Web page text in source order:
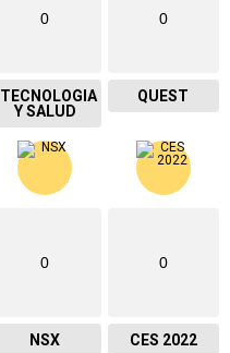
0
TECNOLOGIA
Y SALUD
0
QUEST
0
NSX
0
CES 2022